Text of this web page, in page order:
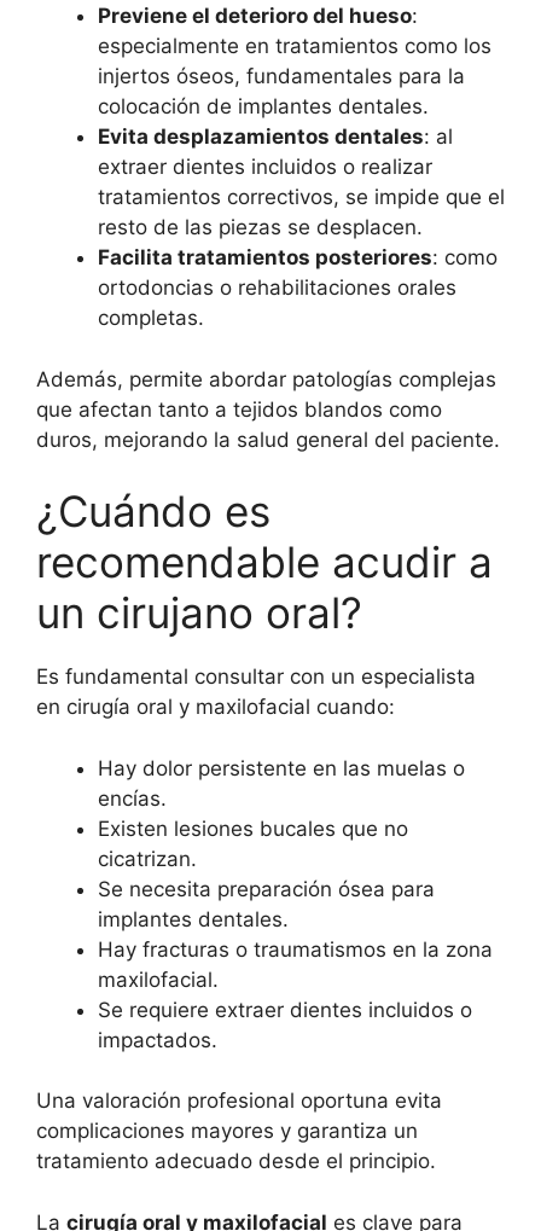
Previene el deterioro del hueso:
especialmente en tratamientos como los
injertos óseos, fundamentales para la
colocación de implantes dentales.
Evita desplazamientos dentales: al
extraer dientes incluidos o realizar
tratamientos correctivos, se impide que el
resto de las piezas se desplacen.
Facilita tratamientos posteriores: como
ortodoncias o rehabilitaciones orales
completas.
Además, permite abordar patologías complejas
que afectan tanto a tejidos blandos como
duros, mejorando la salud general del paciente.
¿Cuándo es
recomendable acudir a
un cirujano oral?
Es fundamental consultar con un especialista
en cirugía oral y maxilofacial cuando:
Hay dolor persistente en las muelas o
encías.
Existen lesiones bucales que no
cicatrizan.
Se necesita preparación ósea para
implantes dentales.
Hay fracturas o traumatismos en la zona
maxilofacial.
Se requiere extraer dientes incluidos o
impactados.
Una valoración profesional oportuna evita
complicaciones mayores y garantiza un
tratamiento adecuado desde el principio.
La cirugía oral y maxilofacial es clave para